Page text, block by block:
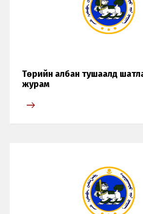
Төрийн албан тушаалд
журам